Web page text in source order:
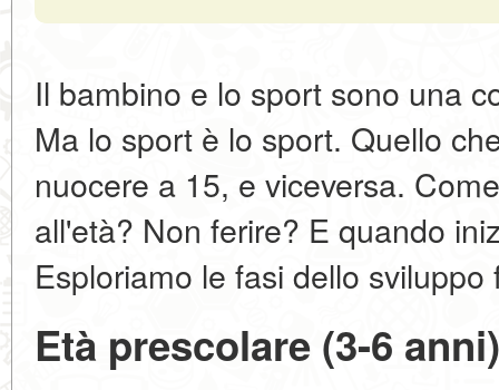
Il bambino e lo sport sono una
Ma lo sport è lo sport. Quello
nuocere a 15, e viceversa.
all'età? Non ferire? E quando
Esploriamo le fasi dello
Età prescolare (3-6 anni)